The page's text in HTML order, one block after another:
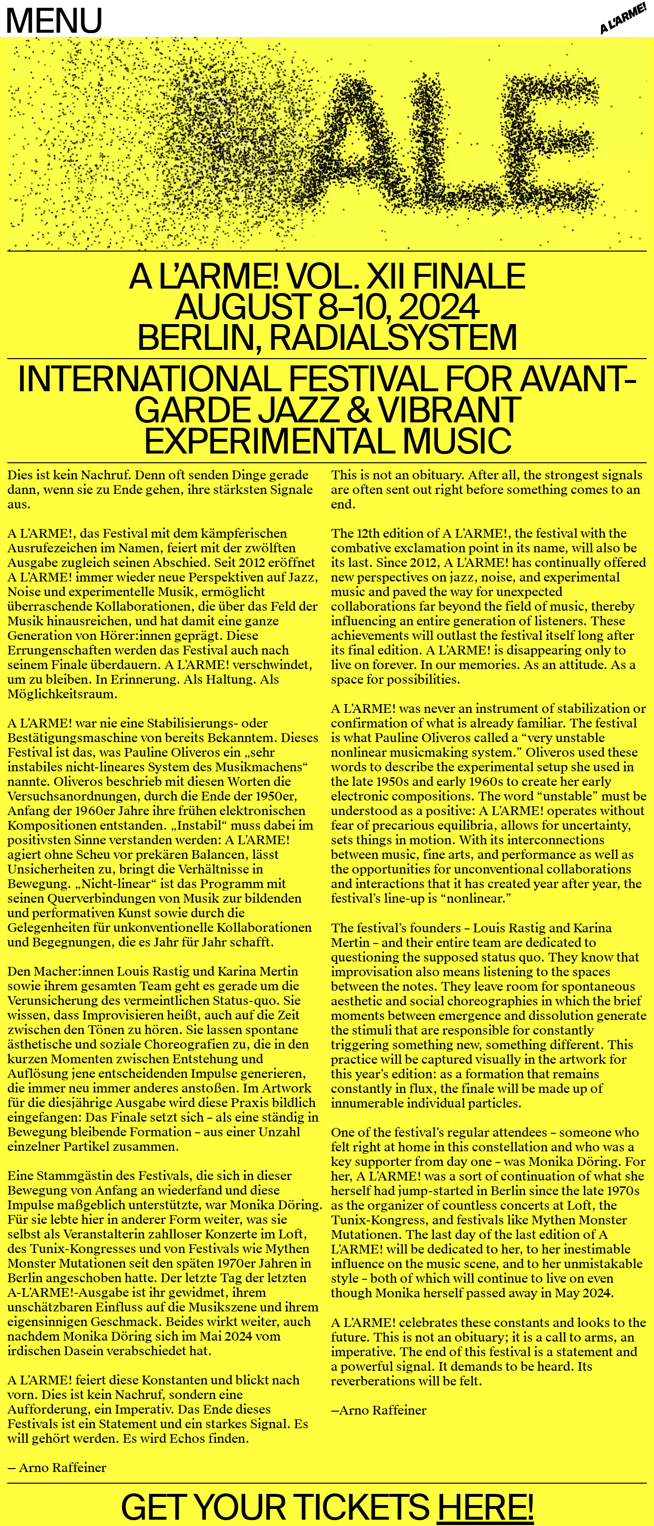
A L’ARME! VOL. XII FINALE
AUGUST 8–10, 2024
BERLIN, RADIALSYSTEM
INTERNATIONAL FESTIVAL FOR AVANT-
GARDE JAZZ & VIBRANT
EXPERIMENTAL MUSIC
Dies ist kein Nachruf. Denn oft senden Dinge gerade
dann, wenn sie zu Ende gehen, ihre stärksten Signale
aus.
A L’ARME!, das Festival mit dem kämpferischen
Ausrufezeichen im Namen, feiert mit der zwölften
Ausgabe zugleich seinen Abschied. Seit 2012 eröffnet
A L’ARME! immer wieder neue Perspektiven auf Jazz,
Noise und experimentelle Musik, ermöglicht
überraschende Kollaborationen, die über das Feld der
Musik hinausreichen, und hat damit eine ganze
Generation von Hörer:innen geprägt. Diese
Errungenschaften werden das Festival auch nach
seinem Finale überdauern. A L’ARME! verschwindet,
um zu bleiben. In Erinnerung. Als Haltung. Als
Möglichkeitsraum.
A L’ARME! war nie eine Stabilisierungs- oder
Bestätigungsmaschine von bereits Bekanntem. Dieses
Festival ist das, was Pauline Oliveros ein „sehr
instabiles nicht-lineares System des Musikmachens“
nannte. Oliveros beschrieb mit diesen Worten die
Versuchsanordnungen, durch die Ende der 1950er,
Anfang der 1960er Jahre ihre frühen elektronischen
Kompositionen entstanden. „Instabil“ muss dabei im
positivsten Sinne verstanden werden: A L’ARME!
agiert ohne Scheu vor prekären Balancen, lässt
Unsicherheiten zu, bringt die Verhältnisse in
Bewegung. „Nicht-linear“ ist das Programm mit
seinen Querverbindungen von Musik zur bildenden
und performativen Kunst sowie durch die
Gelegenheiten für unkonventionelle Kollaborationen
und Begegnungen, die es Jahr für Jahr schafft.
Den Macher:innen Louis Rastig und Karina Mertin
sowie ihrem gesamten Team geht es gerade um die
Verunsicherung des vermeintlichen Status-quo. Sie
wissen, dass Improvisieren heißt, auch auf die Zeit
zwischen den Tönen zu hören. Sie lassen spontane
ästhetische und soziale Choreografien zu, die in den
kurzen Momenten zwischen Entstehung und
Auflösung jene entscheidenden Impulse generieren,
die immer neu immer anderes anstoßen. Im Artwork
für die diesjährige Ausgabe wird diese Praxis bildlich
eingefangen: Das Finale setzt sich – als eine ständig in
Bewegung bleibende Formation – aus einer Unzahl
einzelner Partikel zusammen.
Eine Stammgästin des Festivals, die sich in dieser
Bewegung von Anfang an wiederfand und diese
Impulse maßgeblich unterstützte, war Monika Döring.
Für sie lebte hier in anderer Form weiter, was sie
selbst als Veranstalterin zahlloser Konzerte im Loft,
des Tunix-Kongresses und von Festivals wie Mythen
Monster Mutationen seit den späten 1970er Jahren in
Berlin angeschoben hatte. Der letzte Tag der letzten
A-L’ARME!-Ausgabe ist ihr gewidmet, ihrem
unschätzbaren Einfluss auf die Musikszene und ihrem
eigensinnigen Geschmack. Beides wirkt weiter, auch
nachdem Monika Döring sich im Mai 2024 vom
irdischen Dasein verabschiedet hat.
A L’ARME! feiert diese Konstanten und blickt nach
vorn. Dies ist kein Nachruf, sondern eine
Aufforderung, ein Imperativ. Das Ende dieses
Festivals ist ein Statement und ein starkes Signal. Es
will gehört werden. Es wird Echos finden.
— Arno Raffeiner
This is not an obituary. After all, the strongest signals
are often sent out right before something comes to an
end.
The 12th edition of A L’ARME!, the festival with the
combative exclamation point in its name, will also be
its last. Since 2012, A L’ARME! has continually offered
new perspectives on jazz, noise, and experimental
music and paved the way for unexpected
collaborations far beyond the field of music, thereby
influencing an entire generation of listeners. These
achievements will outlast the festival itself long after
its final edition. A L’ARME! is disappearing only to
live on forever. In our memories. As an attitude. As a
space for possibilities.
A L’ARME! was never an instrument of stabilization or
confirmation of what is already familiar. The festival
is what Pauline Oliveros called a “very unstable
nonlinear musicmaking system.” Oliveros used these
words to describe the experimental setup she used in
the late 1950s and early 1960s to create her early
electronic compositions. The word “unstable” must be
understood as a positive: A L’ARME! operates without
fear of precarious equilibria, allows for uncertainty,
sets things in motion. With its interconnections
between music, fine arts, and performance as well as
the opportunities for unconventional collaborations
and interactions that it has created year after year, the
festival’s line-up is “nonlinear.”
The festival’s founders – Louis Rastig and Karina
Mertin – and their entire team are dedicated to
questioning the supposed status quo. They know that
improvisation also means listening to the spaces
between the notes. They leave room for spontaneous
aesthetic and social choreographies in which the brief
moments between emergence and dissolution generate
the stimuli that are responsible for constantly
triggering something new, something different. This
practice will be captured visually in the artwork for
this year’s edition: as a formation that remains
constantly in flux, the finale will be made up of
innumerable individual particles.
One of the festival’s regular attendees – someone who
felt right at home in this constellation and who was a
key supporter from day one – was Monika Döring. For
her, A L’ARME! was a sort of continuation of what she
herself had jump-started in Berlin since the late 1970s
as the organizer of countless concerts at Loft, the
Tunix-Kongress, and festivals like Mythen Monster
Mutationen. The last day of the last edition of A
L’ARME! will be dedicated to her, to her inestimable
influence on the music scene, and to her unmistakable
style – both of which will continue to live on even
though Monika herself passed away in May 2024.
A L’ARME! celebrates these constants and looks to the
future. This is not an obituary; it is a call to arms, an
imperative. The end of this festival is a statement and
a powerful signal. It demands to be heard. Its
reverberations will be felt.
—Arno Raffeiner
GET YOUR TICKETS HERE!